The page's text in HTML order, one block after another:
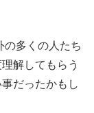
の多くの人たち
解してもらう
だったかもし